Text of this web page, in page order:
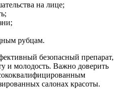
на лице;
рубцам.
безопасный препарат,
и молодость. Важно доверить
салонах красоты.